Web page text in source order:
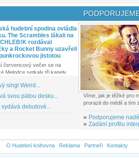
hudební spodina ovládla
The Scrambles lákali na
rozdával
a Rocket Bunny uzavřeli
jistotou
červencový večer se na
Melodce setkaly tři kapely...
singl Weird...
svou pátou desku...
debutové...
Víme, jak je těžké pro
prorazit do médií a tím
» Podporujeme
» Zadání profilu
| O Hudební knihovna Reklama Partneři Kontakty